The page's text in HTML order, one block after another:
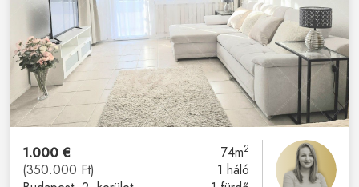
1.000 €
(350.000 Ft)
74m2
1 háló